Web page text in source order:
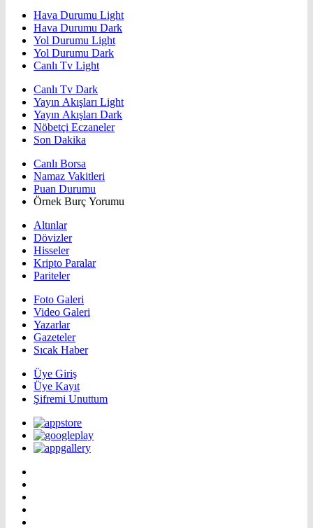
Hava Durumu Light
Hava Durumu Dark
Yol Durumu Light
Yol Durumu Dark
Canlı Tv Light
Canlı Tv Dark
Yayın Akışları Light
Yayın Akışları Dark
Nöbetçi Eczaneler
Son Dakika
Canlı Borsa
Namaz Vakitleri
Puan Durumu
Örnek Burç Yorumu
Altınlar
Dövizler
Hisseler
Kripto Paralar
Pariteler
Foto Galeri
Video Galeri
Yazarlar
Gazeteler
Sıcak Haber
Üye Giriş
Üye Kayıt
Şifremi Unuttum